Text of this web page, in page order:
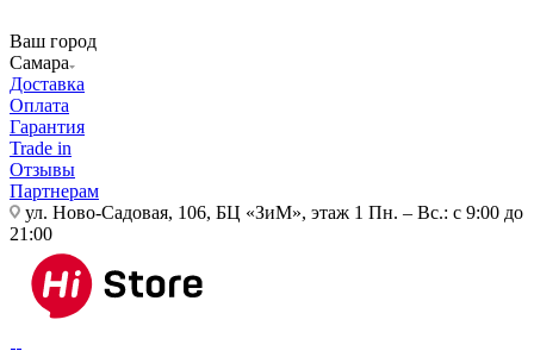
Ваш город
Самара
Доставка
Оплата
Гарантия
Trade in
Отзывы
Партнерам
ул. Ново-Садовая, 106, БЦ «ЗиМ», этаж 1 Пн. – Вс.: с 9:00 до
21:00